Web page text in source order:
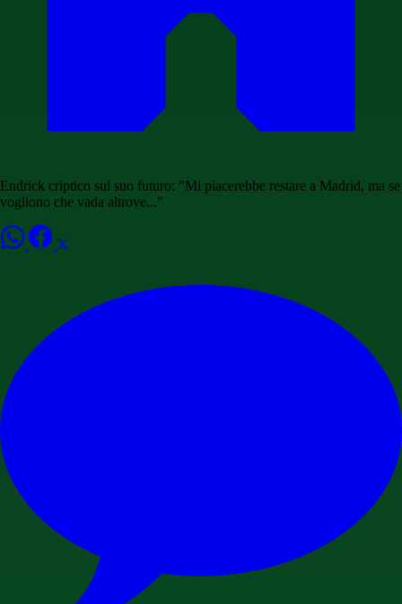
Endrick criptico sul suo futuro: "Mi piacerebbe restare a Madrid, ma se
vogliono che vada altrove..."